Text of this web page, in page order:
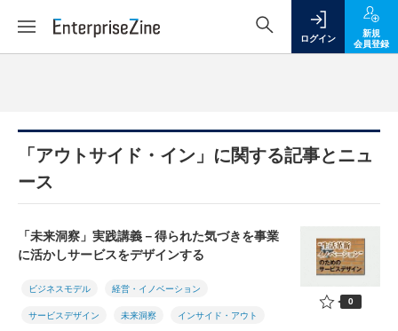
ログイン
新規
会員登録
「アウトサイド・イン」に関する記事とニュ
ース
「未来洞察」実践講義－得られた気づきを事業
に活かしサービスをデザインする
ビジネスモデル 経営・イノベーション
サービスデザイン 未来洞察 インサイド・アウト
0